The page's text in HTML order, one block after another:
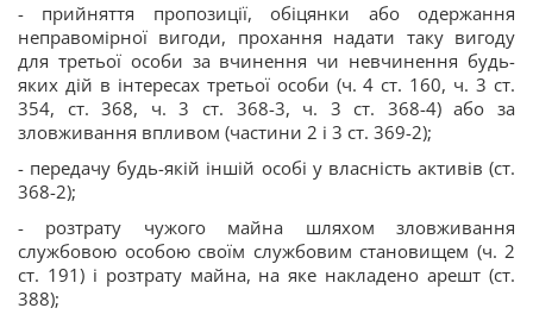
- прийняття пропозиції, обіцянки або одержання
неправомірної вигоди, прохання надати таку вигоду
для третьої особи за вчинення чи невчинення будь-
яких дій в інтересах третьої особи (ч. 4 ст. 160, ч. 3 ст.
354, ст. 368, ч. 3 ст. 368-3, ч. 3 ст. 368-4) або за
зловживання впливом (частини 2 і 3 ст. 369-2);
- передачу будь-якій іншій особі у власність активів (ст.
368-2);
- розтрату чужого майна шляхом зловживання
службовою особою своїм службовим становищем (ч. 2
ст. 191) і розтрату майна, на яке накладено арешт (ст.
388);